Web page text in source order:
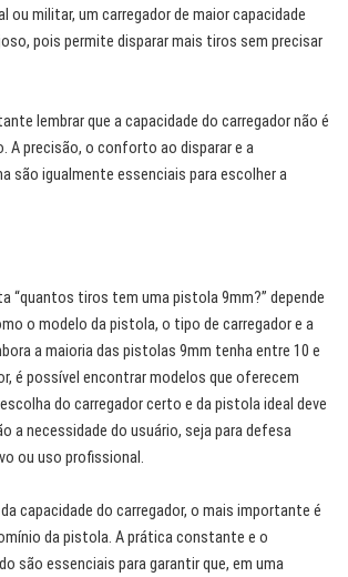
ou militar, um carregador de maior capacidade
pois permite disparar mais tiros sem precisar
lembrar que a capacidade do carregador não é
A precisão, o conforto ao disparar e a
são igualmente essenciais para escolher a
“quantos tiros tem uma pistola 9mm?” depende
o modelo da pistola, o tipo de carregador e a
a maioria das pistolas 9mm tenha entre 10 e
é possível encontrar modelos que oferecem
do carregador certo e da pistola ideal deve
a necessidade do usuário, seja para defesa
ou uso profissional.
capacidade do carregador, o mais importante é
da pistola. A prática constante e o
são essenciais para garantir que, em uma